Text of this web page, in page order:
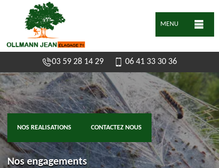
MENU
03 59 28 14 29 06 41 33 30 36
NOS REALISATIONS CONTACTEZ NOUS
Nos engagements